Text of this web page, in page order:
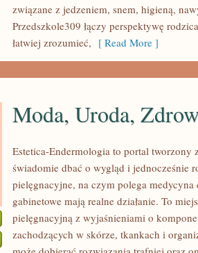
związane z jedzeniem, snem, higieną,
Przedszkole309 łączy perspektywę
łatwiej zrozumieć, [ Read More ]
MODA,
Moda, Uroda,
Estetica-Endermologia to portal tworzony
świadomie dbać o wygląd i jednocześnie
pielęgnacyjne, na czym polega medycyna
gabinetowe mają realne działanie. To
pielęgnacyjną z wyjaśnieniami o
zachodzących w skórze, tkankach i